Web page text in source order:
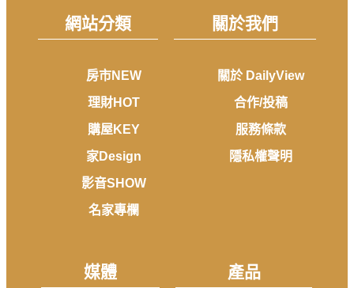
網站分類
房市NEW
理財HOT
購屋KEY
家Design
影音SHOW
名家專欄
關於我們
關於 DailyView
合作/投稿
服務條款
隱私權聲明
媒體 產品